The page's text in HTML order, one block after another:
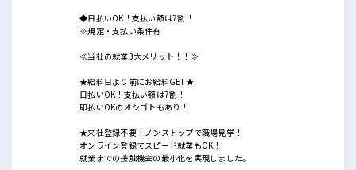
◆日払いOK！支払い額は7割！
※規定・支払い条件有
≪当社の就業3大メリット！！≫
★給料日より前にお給料GET★
日払いOK！支払い額は7割！
即払いOKのオシゴトもあり！
★来社登録不要！ノンストップで職場見学！
オンライン登録でスピード就業もOK！
就業までの接触機会の最小化を実現しました。